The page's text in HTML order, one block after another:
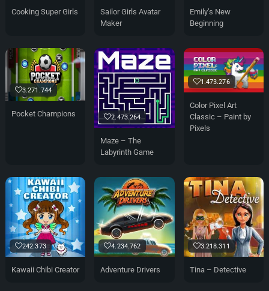
Cooking Super Girls
Sailor Girls Avatar
Maker
Emily’s New
Beginning
3.271.744
Pocket Champions 2.473.264
Maze – The
Labyrinth Game
1.473.276
Color Pixel Art
Classic – Paint by
Pixels
242.373
Kawaii Chibi Creator
4.234.762
Adventure Drivers
3.218.311
Tina – Detective